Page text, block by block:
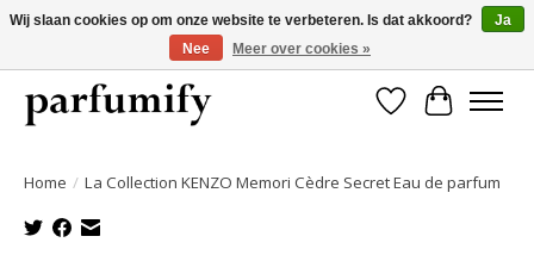
750+ Geuren | Gratis verzending | Maandelijks opzegbaar
Verlanglijst
Home / La Collection KENZO Memori Cèdre Secret Eau de parfum
Wij slaan cookies op om onze website te verbeteren. Is dat akkoord?
Ja
Nee
Meer over cookies »